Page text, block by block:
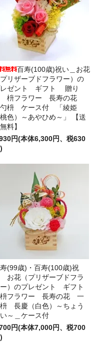
百寿(100歳)祝い＿お花
プリザーブドフラワー）の
レゼント ギフト 贈り
枡フラワー 長寿の花
枡 ケース付 「綾姫
桃色）～あやひめ～」 【送
料】
円(本体6,300円、税630
(99歳)・百寿(100歳)祝
お花（プリザーブドフラ
）のプレゼント ギフト
フラワー 長寿の花 一
長慶（白色）～ちょう
～＿ケース付
円(本体7,000円、税700